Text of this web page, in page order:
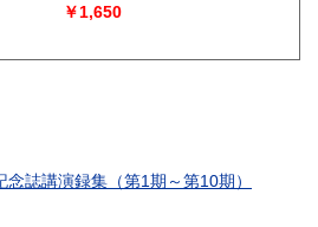
￥1,650
誌講演録集（第1期～第10期）